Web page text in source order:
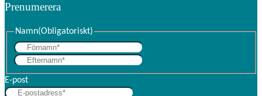
k
d
I
n
e
o
o
k
Prenumerera
Namn(Obligatoriskt)
r
f
E-post